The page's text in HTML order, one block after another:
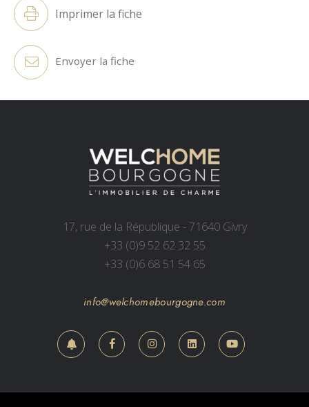
Imprimer la fiche
Envoyer la fiche
17, rue de la République - 71640 Givry
+33 (0)9 52 62 32 55
+33 (0)6 68 51 54 65
info@welchomebourgogne.com